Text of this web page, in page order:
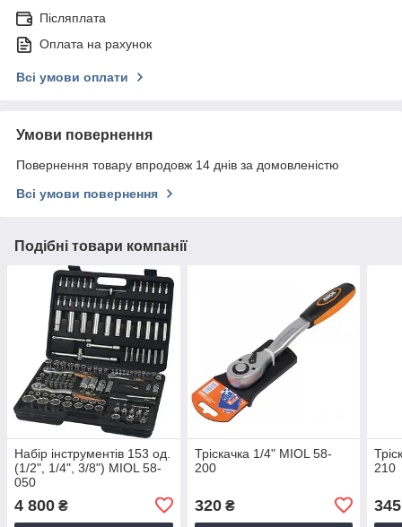
Післяплата
Оплата на рахунок
Всі умови оплати
Умови повернення
Повернення товару впродовж 14 днів за домовленістю
Всі умови повернення
Подібні товари компанії
Набір інструментів 153 од.
(1/2", 1/4", 3/8") MIOL 58-
050
4 800 ₴
Тріскачка 1/4" MIOL 58-
200
320₴
210
345